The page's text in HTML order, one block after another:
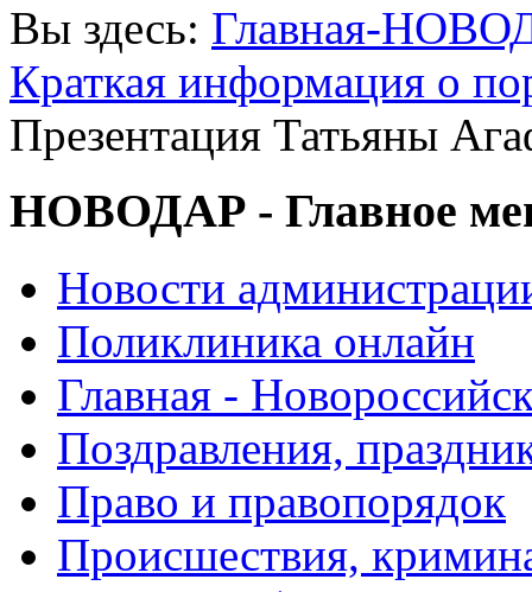
Вы здесь: Главная-
Краткая информация о
Презентация Татьяны
НОВОДАР - Главное
Новости
Поликлиника онлайн
Главная -
Поздравления,
Право и правопорядок
Происшествия,